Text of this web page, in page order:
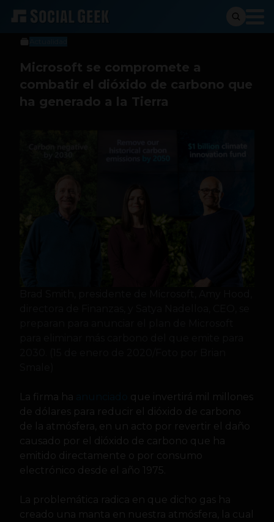
Jeniffer Espinosa
22 de enero de 2020
Microsoft se compromete a
combatir el dióxido de carbono que
ha generado a la Tierra
La firma ha
que invertirá mil millones
de dólares para reducir el dióxido de carbono
de la atmósfera, en un acto por revertir el daño
causado por el dióxido de carbono que ha
emitido directamente o por consumo
electrónico desde el año 1975.
La problemática radica en que dicho gas ha
creado una manta en nuestra atmósfera, la cual